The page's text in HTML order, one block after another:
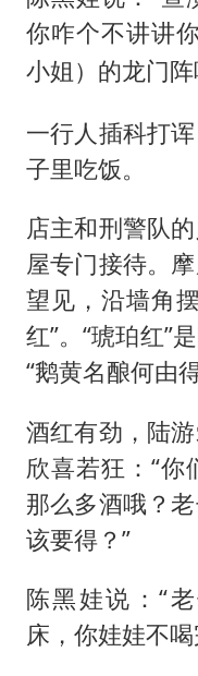
你咋个不讲讲
小姐 ）的龙门
一行人插科打
子里吃饭。
店主和刑警队
屋专门接待。
望见，沿墙角
红”。“琥珀红”
“鹅黄名酿何由
酒红有劲，陆
欣喜若狂：“你
那么多酒哦？
该要得？”
陈黑娃说：“
床，你娃娃不